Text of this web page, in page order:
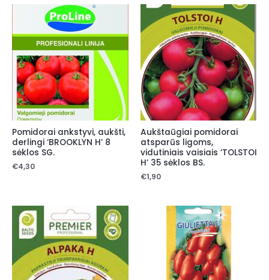
Pomidorai ankstyvi, aukšti,
derlingi ‘BROOKLYN H’ 8
sėklos SG.
€4,30
Aukštaūgiai pomidorai
atsparūs ligoms,
vidutiniais vaisiais ‘TOLSTOI
H’ 35 sėklos BS.
€1,90